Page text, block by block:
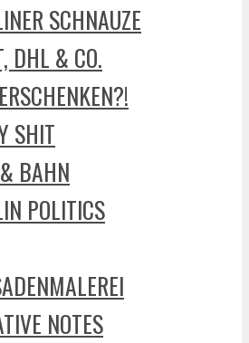
SCHNAUZE
DHL & CO.
SHIT
BAHN
POLITICS
NOTES